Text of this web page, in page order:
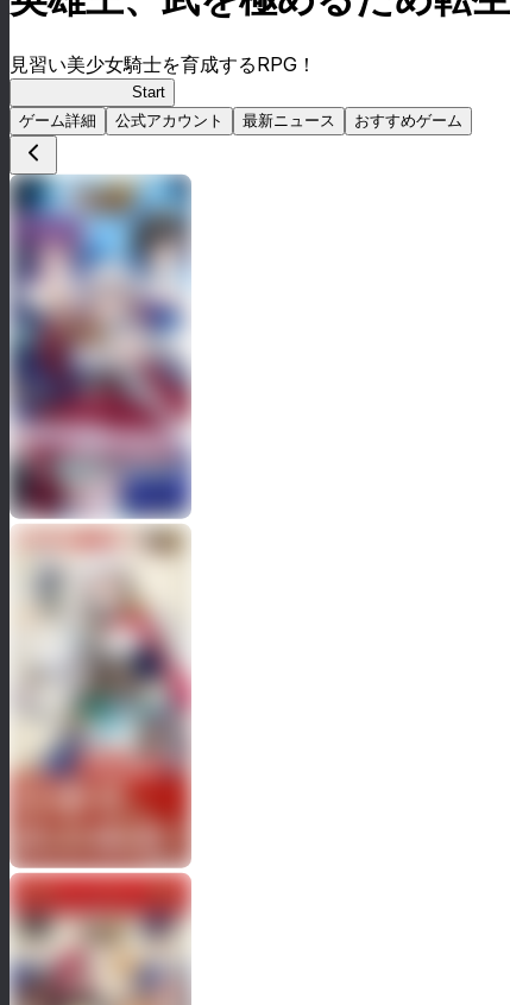
見習い美少女騎士を育成するRPG！
Start
ゲーム詳細
公式アカウント 最新ニュース おすすめゲーム